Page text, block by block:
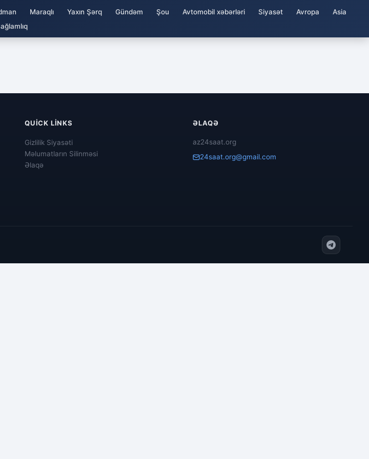
Maraqlı Yaxın Şərq Gündəm Şou Avtomobil xəbərləri Siyasət Avropa
Asia
QUICK LINKS
Gizlilik Siyasəti
Məlumatların Silinməsi
Əlaqə
ƏLAQƏ
az24saat.org
24saat.org@gmail.com